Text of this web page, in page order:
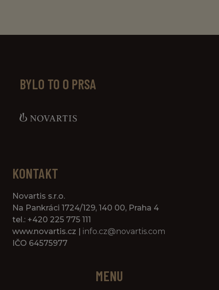
BYLO TO O PRSA
KONTAKT
Novartis s.r.o.
Na Pankráci 1724/129, 140 00, Praha 4
tel.: +420 225 775 111
www.novartis.cz | info.cz@novartis.com
IČO 64575977
MENU